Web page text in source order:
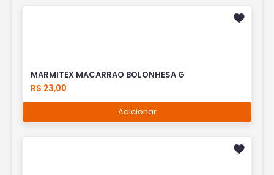
MARMITEX MACARRAO BOLONHESA G
R$ 23,00
Adicionar